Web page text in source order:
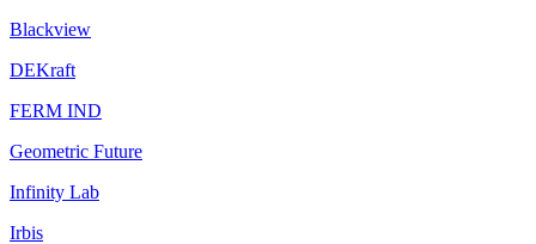
Blackview
DEKraft
FERM IND
Geometric Future
Infinity Lab
Irbis